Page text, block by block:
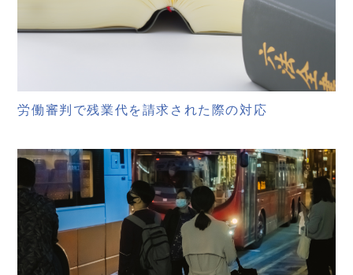
労働審判で残業代を請求された際の対応